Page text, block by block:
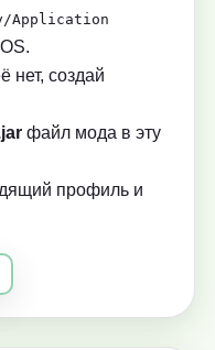
Application
нет, создай
файл мода в эту
профиль и